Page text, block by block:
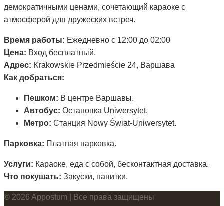
демократичными ценами, сочетающий караоке с
атмосферой для дружеских встреч.
Время работы: Ежедневно с 12:00 до 02:00
Цена: Вход бесплатный.
Адрес: Krakowskie Przedmieście 24, Варшава
Как добраться:
Пешком: В центре Варшавы.
Автобус: Остановка Uniwersytet.
Метро: Станция Nowy Świat-Uniwersytet.
Парковка: Платная парковка.
Услуги: Караоке, еда с собой, бесконтактная доставка.
Что покушать: Закуски, напитки.
© 2026 Appostum | Все права защищены